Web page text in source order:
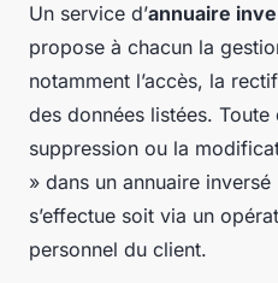
Un service d’annuaire
propose à chacun la
notamment l’accès, la
des données listées.
suppression ou la
» dans un annuaire
s’effectue soit via un
personnel du client.